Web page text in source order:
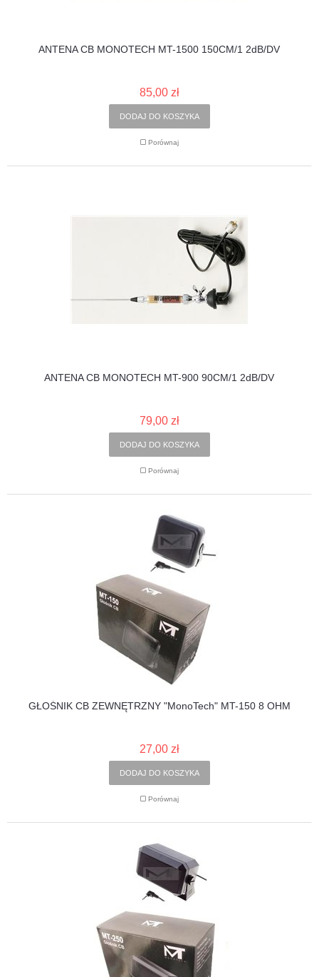
ANTENA CB MONOTECH MT-1500 150CM/1 2dB/DV
85,00 zł
DODAJ DO KOSZYKA
Porównaj
ANTENA CB MONOTECH MT-900 90CM/1 2dB/DV
79,00 zł
DODAJ DO KOSZYKA
Porównaj
GŁOŚNIK CB ZEWNĘTRZNY "MonoTech" MT-150 8 OHM
27,00 zł
DODAJ DO KOSZYKA
Porównaj